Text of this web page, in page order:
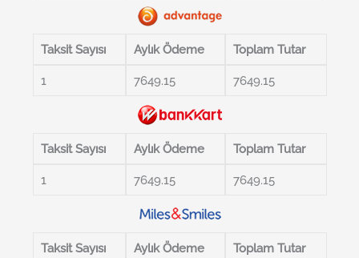
Taksit Sayısı Aylık Ödeme Toplam Tutar
1 7649.15 7649.15
Taksit Sayısı Aylık Ödeme Toplam Tutar
1 7649.15 7649.15
Taksit Sayısı Aylık Ödeme Toplam Tutar